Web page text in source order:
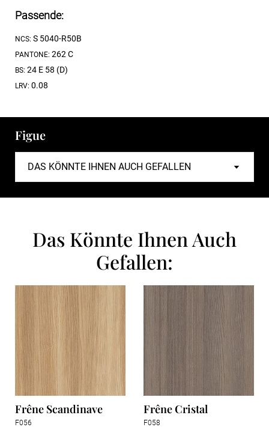
Passende:
NCS: S 5040-R50B
PANTONE: 262 C
BS: 24 E 58 (D)
LRV: 0.08
Figue
Das Könnte Ihnen Auch
Gefallen:
Frêne Scandinave
F056
Frêne Cristal
F058